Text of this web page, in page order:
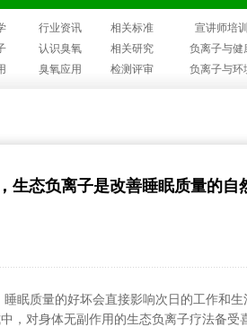
行业资讯 相关标准 宣讲师培训
认识臭氧 相关研究 负离子与健
臭氧应用 检测评审 负离子与环
生态负离子是改善睡眠质量的自
眠质量的好坏会直接影响次日的工作和
，对身体无副作用的生态负离子疗法备受